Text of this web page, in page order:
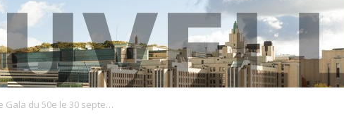
Soirée Gala du 50e le 30 septembre 2022